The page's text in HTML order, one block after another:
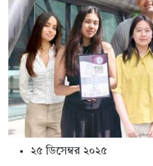
২৫ ডিসেম্বর ২০২৫